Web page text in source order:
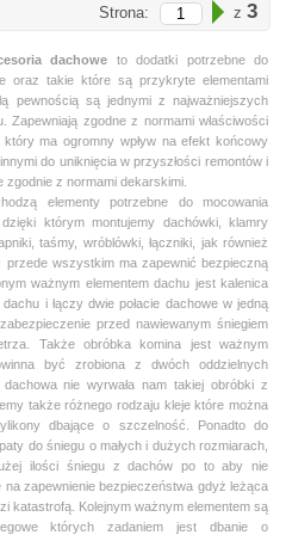
Strona: z 3
dachowe to dodatki potrzebne do
oraz takie które są przykryte elementami
pewnością są jednymi z najważniejszych
Zapewniają zgodne z normami właściwości
ma ogromny wpływ na efekt końcowy
do uniknięcia w przyszłości remontów i
z normami dekarskimi.
elementy potrzebne do mocowania
którym montujemy dachówki, klamry
taśmy, wróblówki, łączniki, jak również
przede wszystkim ma zapewnić bezpieczną
ważnym elementem dachu jest kalenica
i łączy dwie połacie dachowe w jedną
przed nawiewanym śniegiem
Także obróbka komina jest ważnym
być zrobiona z dwóch oddzielnych
nie wyrwała nam takiej obróbki z
także różnego rodzaju kleje które można
dbające o szczelność. Ponadto do
do śniegu o małych i dużych rozmiarach,
ilości śniegu z dachów po to aby nie
zapewnienie bezpieczeństwa gdyż leżąca
katastrofą. Kolejnym ważnym elementem są
których zadaniem jest dbanie o